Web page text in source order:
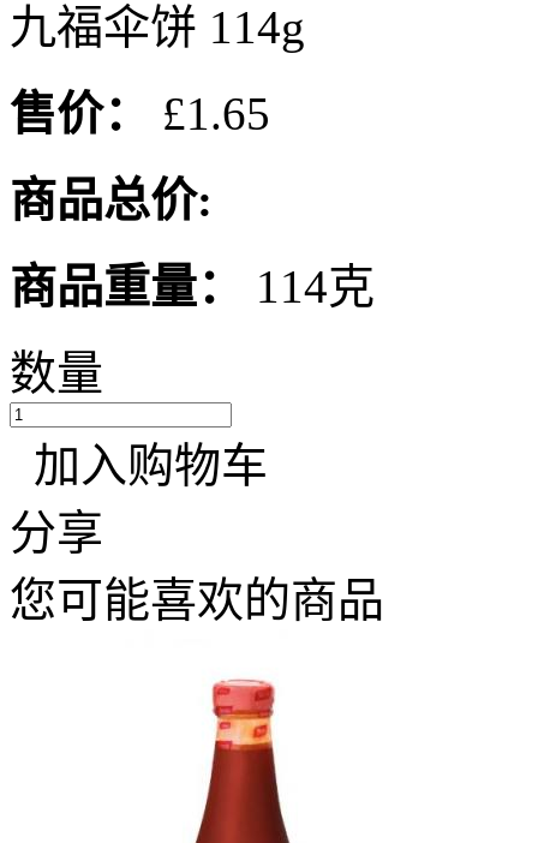
九福伞饼 114g
售价：
£1.65
商品总价:
商品重量：
114克
数量
加入购物车
分享
您可能喜欢的商品